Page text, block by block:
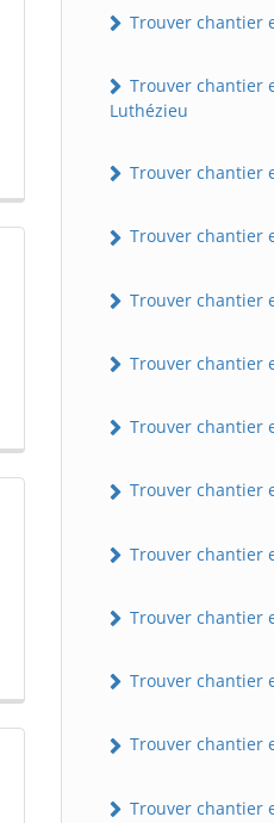
Trouver chantier
Trouver chantier
Luthézieu
Trouver chantier
Trouver chantier
Trouver chantier
Trouver chantier
Trouver chantier
Trouver chantier
Trouver chantier
Trouver chantier
Trouver chantier
Trouver chantier
Trouver chantier